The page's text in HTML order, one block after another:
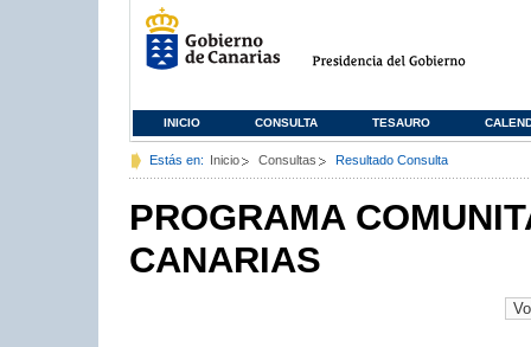
INICIO CONSULTA TESAURO
Estás en: Inicio Consultas Resultado Consulta
PROGRAMA
CANARIAS